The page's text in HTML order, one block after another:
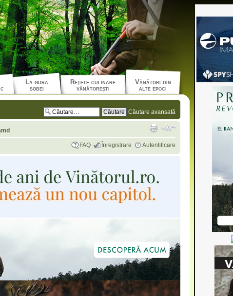
La gura
sobei
Reţete culinare
vânătoreşti
Vânători din
alte epoci
Căutare avansată
FAQ Înregistrare Autentificare